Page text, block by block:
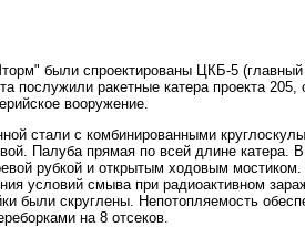
были спроектированы ЦКБ-5 (главный
послужили ракетные катера проекта
вооружение.
стали с комбинированными
Палуба прямая по всей длине катера.
рубкой и открытым ходовым
условий смыва при радиоактивном
были скруглены. Непотопляемость
на 8 отсеков.